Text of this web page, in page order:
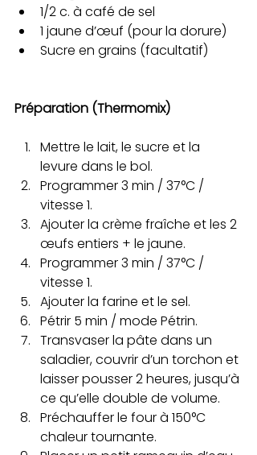
1/2 c. à café de sel
1 jaune d’œuf (pour la dorure)
Sucre en grains (facultatif)
Préparation (Thermomix)
Mettre le lait, le sucre et la
levure dans le bol.
Programmer 3 min / 37°C /
vitesse 1.
Ajouter la crème fraîche et les 2
œufs entiers + le jaune.
Programmer 3 min / 37°C /
vitesse 1.
Ajouter la farine et le sel.
Pétrir 5 min / mode Pétrin.
Transvaser la pâte dans un
saladier, couvrir d’un torchon et
laisser pousser 2 heures, jusqu’à
ce qu’elle double de volume.
Préchauffer le four à 150°C
chaleur tournante.